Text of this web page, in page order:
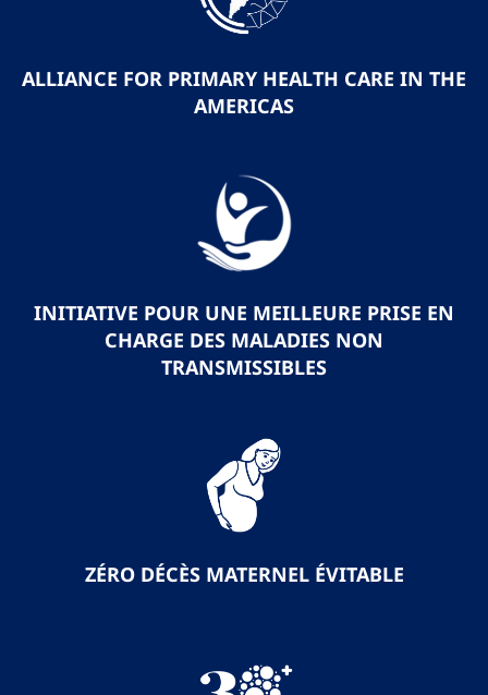
ALLIANCE FOR PRIMARY HEALTH CARE IN THE
AMERICAS
INITIATIVE POUR UNE MEILLEURE PRISE EN
CHARGE DES MALADIES NON
TRANSMISSIBLES
ZÉRO DÉCÈS MATERNEL ÉVITABLE